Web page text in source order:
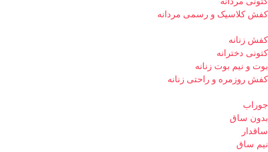
کفش کلاسیک و رسمی مردانه
کفش زنانه
کتونی دخترانه
بوت و نیم بوت زنانه
کفش روزمره و راحتی زنانه
جوراب
بدون ساق
ساقدار
نیم ساق